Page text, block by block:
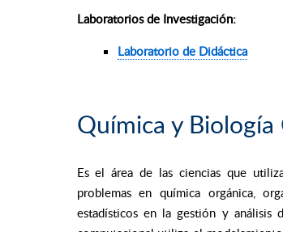
Laboratorios de Investigación:
Laboratorio de Didáctica
Química y
Es el área de las ciencias que
problemas en química orgánica,
estadísticos en la gestión y